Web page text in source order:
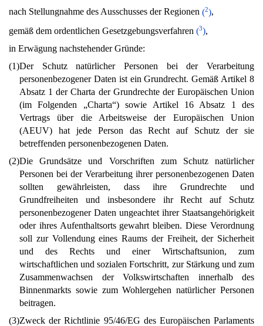
nach Stellungnahme des Ausschusses der Regionen (2),
gemäß dem ordentlichen Gesetzgebungsverfahren (3),
in Erwägung nachstehender Gründe:
(1)Der Schutz natürlicher Personen bei der Verarbeitung
personenbezogener Daten ist ein Grundrecht. Gemäß Artikel 8
Absatz 1 der Charta der Grundrechte der Europäischen Union
(im Folgenden „Charta“) sowie Artikel 16 Absatz 1 des
Vertrags über die Arbeitsweise der Europäischen Union
(AEUV) hat jede Person das Recht auf Schutz der sie
betreffenden personenbezogenen Daten.
(2)Die Grundsätze und Vorschriften zum Schutz natürlicher
Personen bei der Verarbeitung ihrer personenbezogenen Daten
sollten gewährleisten, dass ihre Grundrechte und
Grundfreiheiten und insbesondere ihr Recht auf Schutz
personenbezogener Daten ungeachtet ihrer Staatsangehörigkeit
oder ihres Aufenthaltsorts gewahrt bleiben. Diese Verordnung
soll zur Vollendung eines Raums der Freiheit, der Sicherheit
und des Rechts und einer Wirtschaftsunion, zum
wirtschaftlichen und sozialen Fortschritt, zur Stärkung und zum
Zusammenwachsen der Volkswirtschaften innerhalb des
Binnenmarkts sowie zum Wohlergehen natürlicher Personen
beitragen.
(3)Zweck der Richtlinie 95/46/EG des Europäischen Parlaments